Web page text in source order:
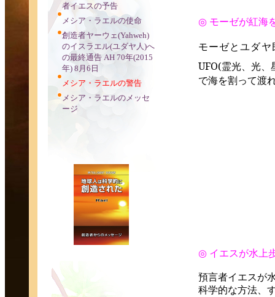
者イエスの予告
メシア・ラエルの使命
創造者ヤーウェ(Yahweh)
のイスラエル(ユダヤ人)へ
の最終通告 AH 70年(2015
年) 8月6日
メシア・ラエルの警告
メシア・ラエルのメッセ
ージ
◎ モーゼが紅海
モーゼとユダヤ
UFO(霊光、 光、
で海を割って渡
◎ イエスが水上
預言者イエスが
科学的な方法、